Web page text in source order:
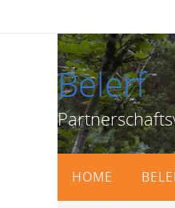
springenBelerf
Inhalt
springen
HOME